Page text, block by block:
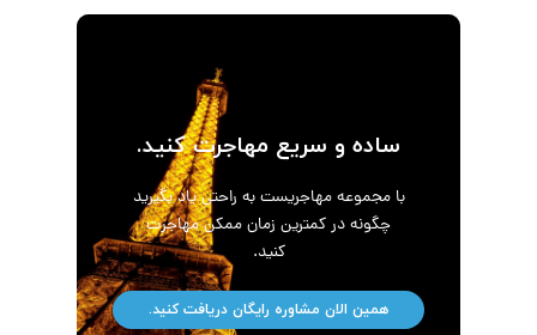
ساده و سریع مهاجرت کنید.
با مجموعه مهاجریست به راحتی یاد بگیرید
چگونه در کمترین زمان ممکن مهاجرت
کنید.
همین الان مشاوره رایگان دریافت کنید.